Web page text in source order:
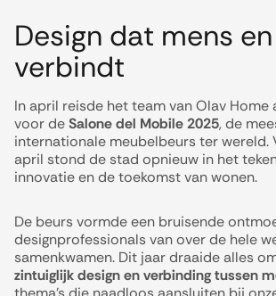
Design dat mens
verbindt
In april reisde het team van Olav Home
voor deSalone del Mobile 2025, de
internationale meubelbeurs ter wereld.
april stond de stad opnieuw in het
innovatie en de toekomst van wonen.
De beurs vormde een bruisende
designprofessionals van over de hele
samenkwamen. Dit jaar draaide alles
zintuiglijk design en verbinding tussen